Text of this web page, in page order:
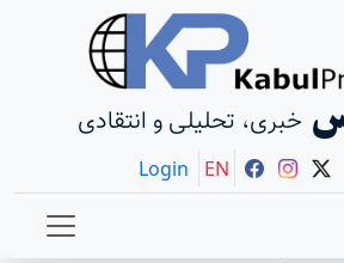
تحلیلی و انتقادی
Login EN